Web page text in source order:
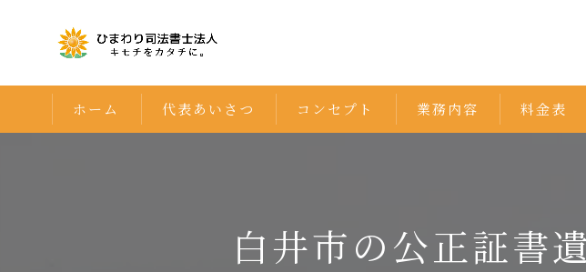
ホーム 代表あいさつ コンセプト 業務内容 料金表
白井市の公正証書